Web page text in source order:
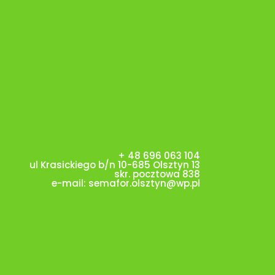
+ 48 696 063 104
ul Krasickiego b/n 10-685 Olsztyn 13
skr. pocztowa 838
e-mail: semafor.olsztyn@wp.pl